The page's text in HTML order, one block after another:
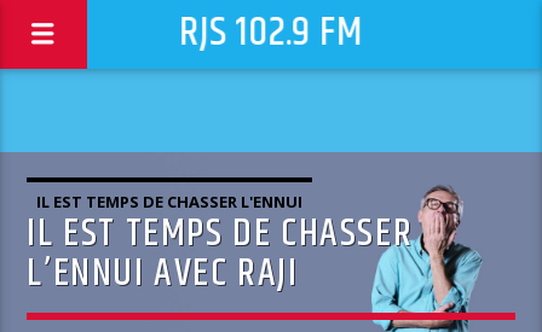
RJS 102.9 FM
IL EST TEMPS DE CHASSER L'ENNUI
IL EST TEMPS DE CHASSER
L’ENNUI AVEC RAJI